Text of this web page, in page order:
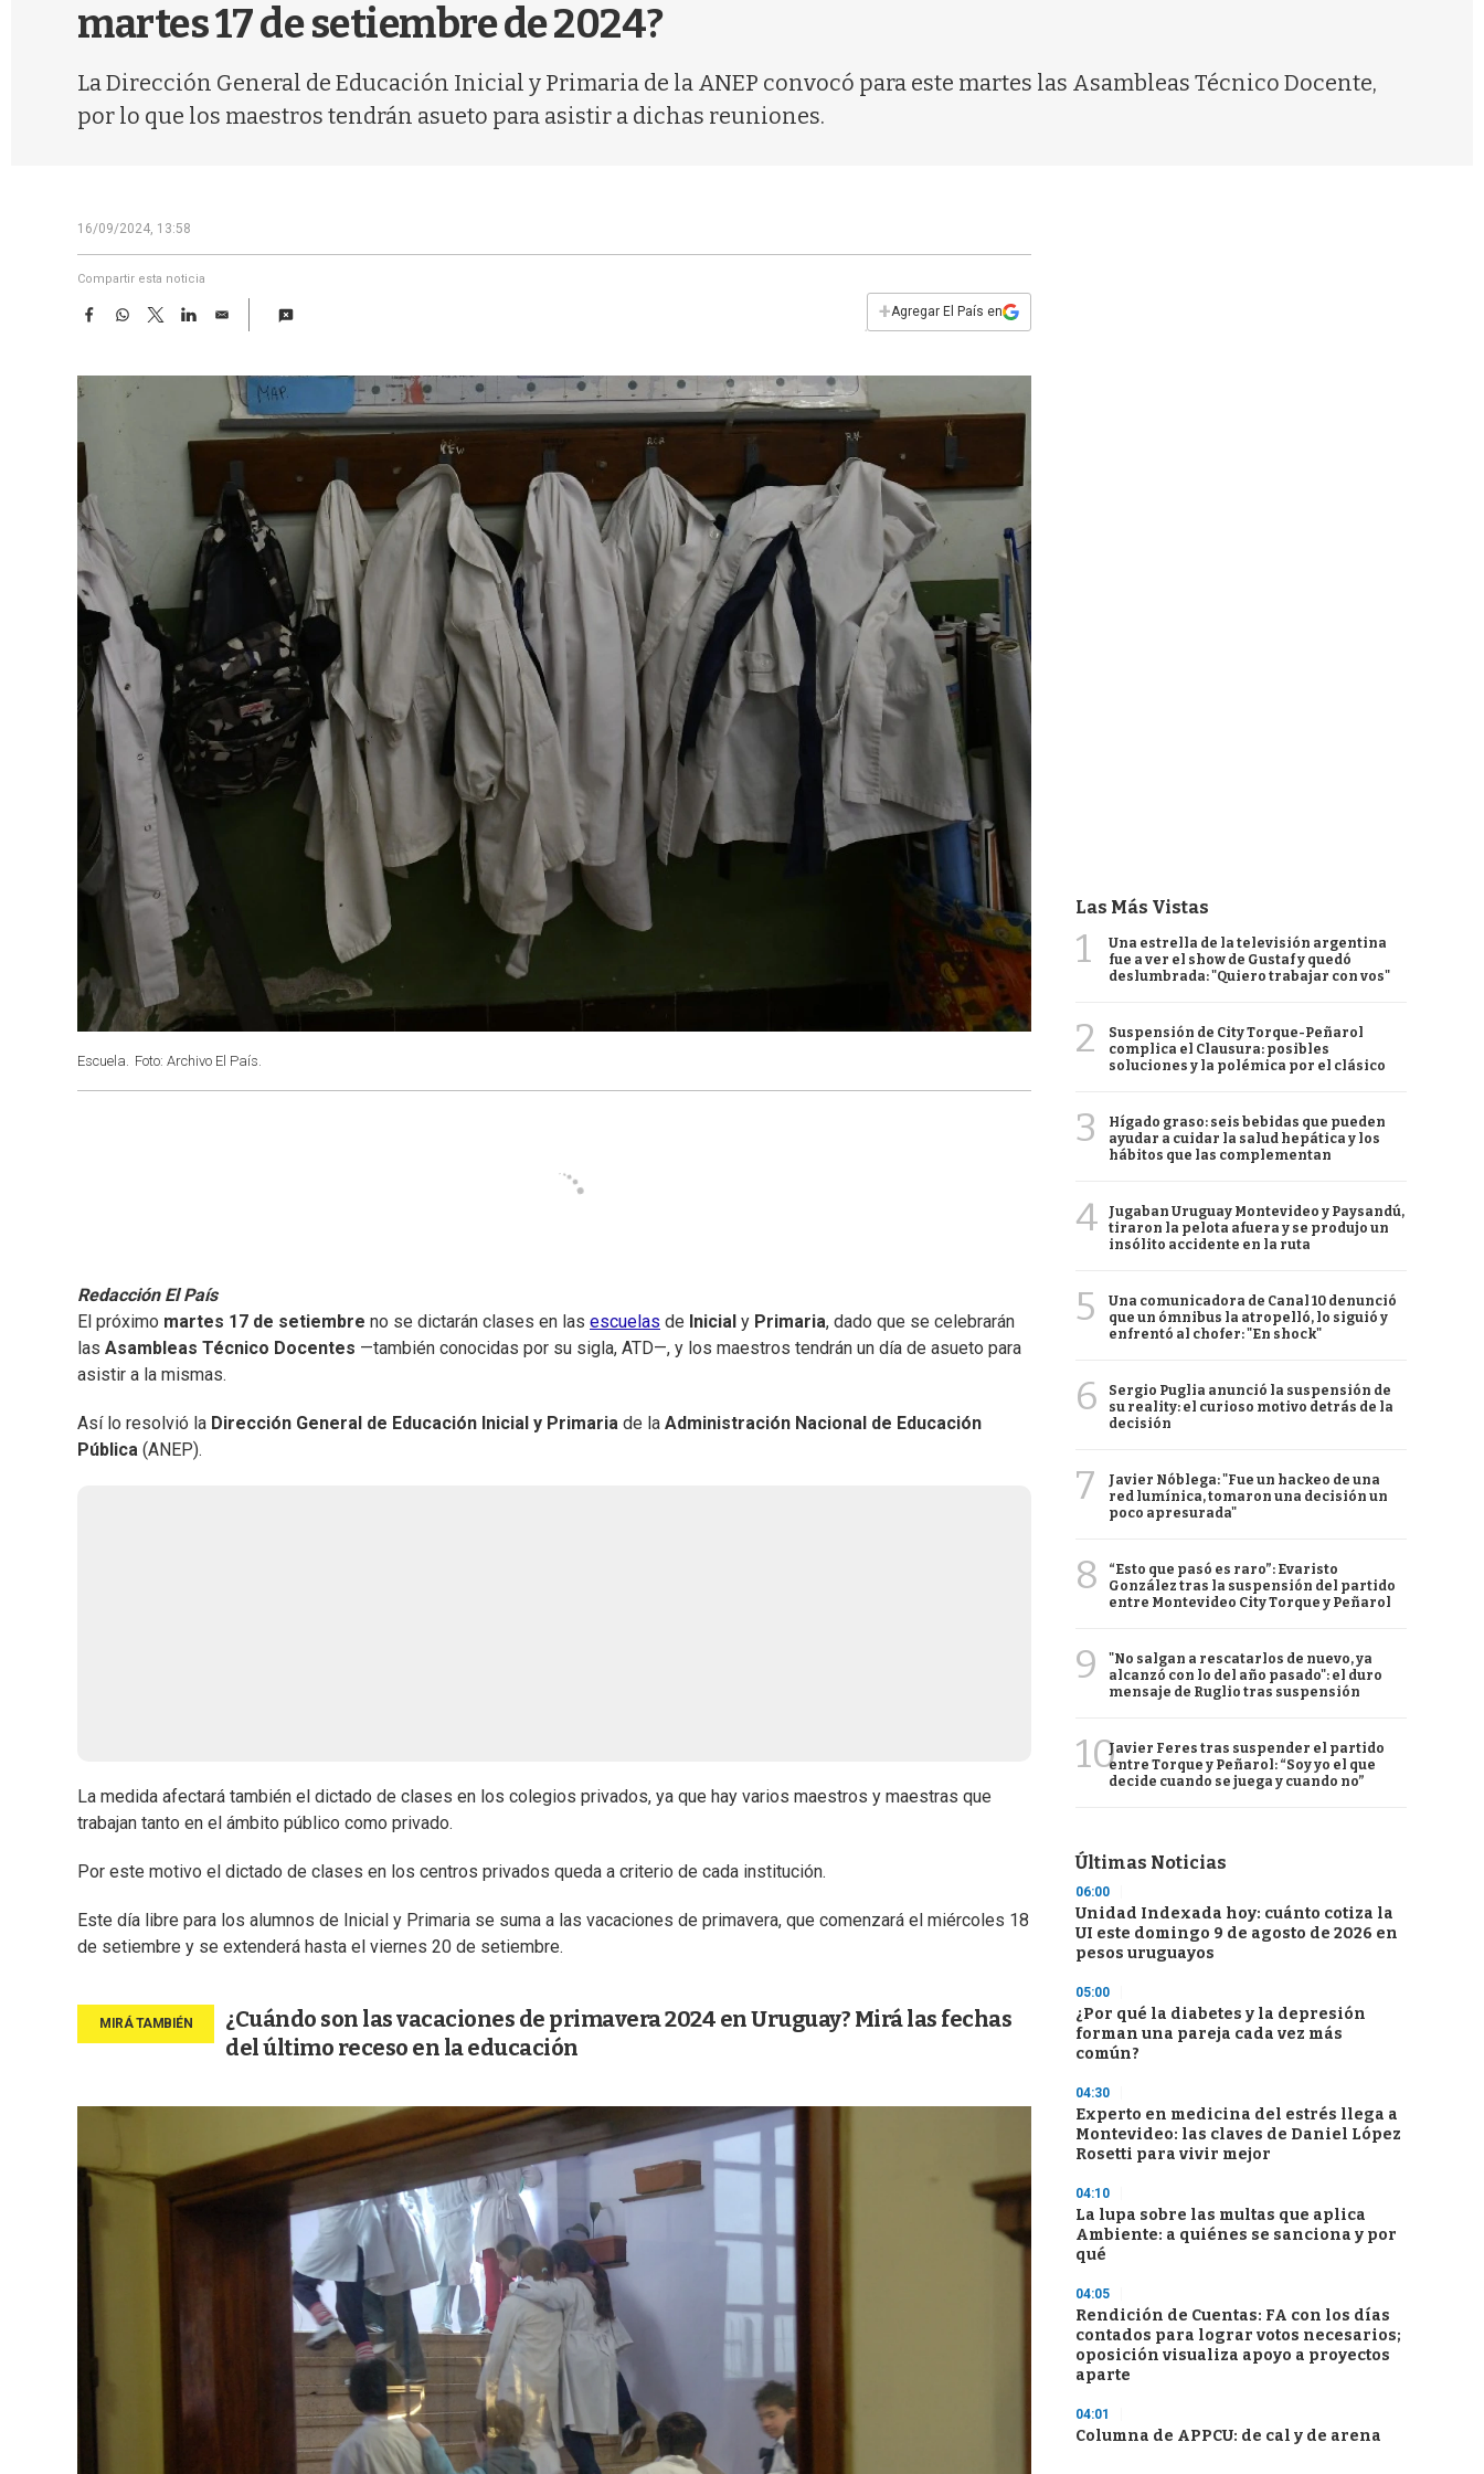
martes 17 de setiembre de 2024?
La Dirección General de Educación Inicial y Primaria de la ANEP convocó para este martes las Asambleas Técnico Docente,
por lo que los maestros tendrán asueto para asistir a dichas reuniones.
16/09/2024, 13:58
Compartir esta noticia
F
e
W
t
s
T
w
t
L
k
I
E
i
l
+Agregar El País en
Escuela. Foto: Archivo El País.
Redacción El País
El próximo martes 17 de setiembre no se dictarán clases en las escuelas de Inicial y Primaria, dado que se celebrarán
las Asambleas Técnico Docentes —también conocidas por su sigla, ATD—, y los maestros tendrán un día de asueto para
asistir a la mismas.
Así lo resolvió la Dirección General de Educación Inicial y Primaria de la Administración Nacional de Educación
Pública (ANEP).
La medida afectará también el dictado de clases en los colegios privados, ya que hay varios maestros y maestras que
trabajan tanto en el ámbito público como privado.
Por este motivo el dictado de clases en los centros privados queda a criterio de cada institución.
Este día libre para los alumnos de Inicial y Primaria se suma a las vacaciones de primavera, que comenzará el miércoles 18
de setiembre y se extenderá hasta el viernes 20 de setiembre.
¿Cuándo son las vacaciones de primavera 2024 en Uruguay? Mirá las fechas
del último receso en la educación
Las Más Vistas
1
Una estrella de la televisión argentina
fue a ver el show de Gustaf y quedó
deslumbrada: "Quiero trabajar con vos"
2
Suspensión de City Torque-Peñarol
complica el Clausura: posibles
soluciones y la polémica por el clásico
3
Hígado graso: seis bebidas que pueden
ayudar a cuidar la salud hepática y los
hábitos que las complementan
4
Jugaban Uruguay Montevideo y Paysandú,
tiraron la pelota afuera y se produjo un
insólito accidente en la ruta
5
Una comunicadora de Canal 10 denunció
que un ómnibus la atropelló, lo siguió y
enfrentó al chofer: "En shock"
6
Sergio Puglia anunció la suspensión de
su reality: el curioso motivo detrás de la
decisión
7
Javier Nóblega: "Fue un hackeo de una
red lumínica, tomaron una decisión un
poco apresurada"
8
“Esto que pasó es raro”: Evaristo
González tras la suspensión del partido
entre Montevideo City Torque y Peñarol
9
"No salgan a rescatarlos de nuevo, ya
alcanzó con lo del año pasado": el duro
mensaje de Ruglio tras suspensión
10Javier Feres tras suspender el partido
entre Torque y Peñarol: “Soy yo el que
decide cuando se juega y cuando no”
Últimas Noticias
06:00
Unidad Indexada hoy: cuánto cotiza la
UI este domingo 9 de agosto de 2026 en
pesos uruguayos
05:00
¿Por qué la diabetes y la depresión
forman una pareja cada vez más
común?
04:30
Experto en medicina del estrés llega a
Montevideo: las claves de Daniel López
Rosetti para vivir mejor
04:10
La lupa sobre las multas que aplica
Ambiente: a quiénes se sanciona y por
qué
04:05
Rendición de Cuentas: FA con los días
contados para lograr votos necesarios;
oposición visualiza apoyo a proyectos
aparte
04:01
Columna de APPCU: de cal y de arena